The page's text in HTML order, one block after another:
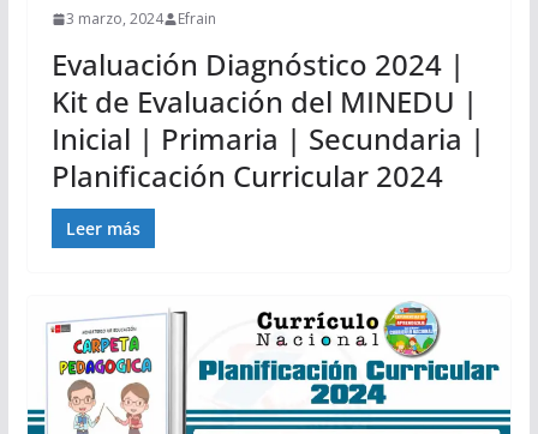
3 marzo, 2024 Efrain
Evaluación Diagnóstico 2024 |
Kit de Evaluación del MINEDU |
Inicial | Primaria | Secundaria |
Planificación Curricular 2024
Leer más